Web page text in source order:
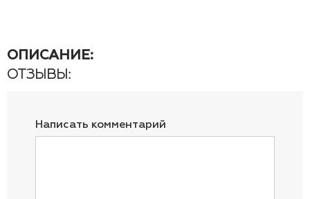
ОПИСАНИЕ:
ОТЗЫВЫ:
Написать комментарий